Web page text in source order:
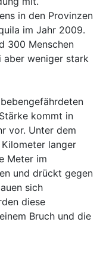
in den Provinzen
im Jahr 2009.
300 Menschen
aber weniger stark
kommt in
vor. Unter dem
langer
Meter im
und drückt gegen
sich
diese
Bruch und die